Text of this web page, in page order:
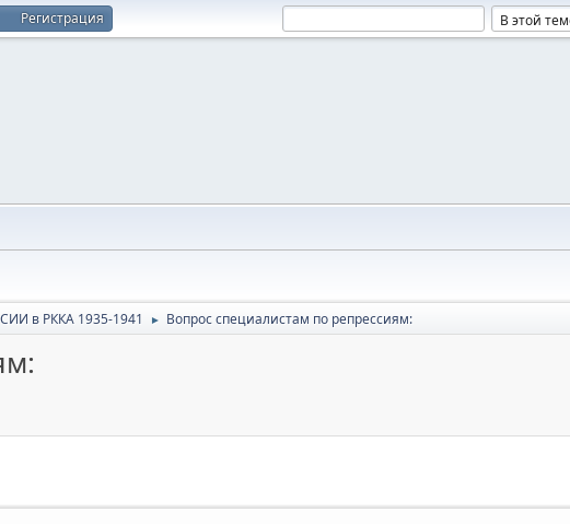
Регистрация
в РККА 1935-1941 ► Вопрос специалистам по репрессиям: